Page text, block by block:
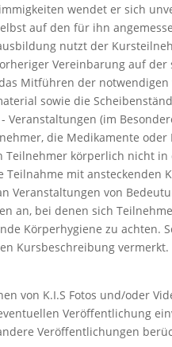
wendet er sich
auf den für ihn
nutzt der
Vereinbarung auf
Mitführen der
sowie die
Veranstaltungen (im
die Medikamente
Teilnehmer körperlich nicht
mit
Veranstaltungen von
an, bei denen sich
Körperhygiene zu achten.
Kursbeschreibung
von K.I.S Fotos und/oder
Veröffentlichung
Veröffentlichungen